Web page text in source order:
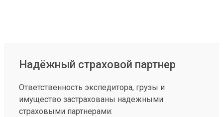
Надёжный страховой партнер
Ответственность экспедитора, грузы и
имущество застрахованы надежными
страховыми партнерами: